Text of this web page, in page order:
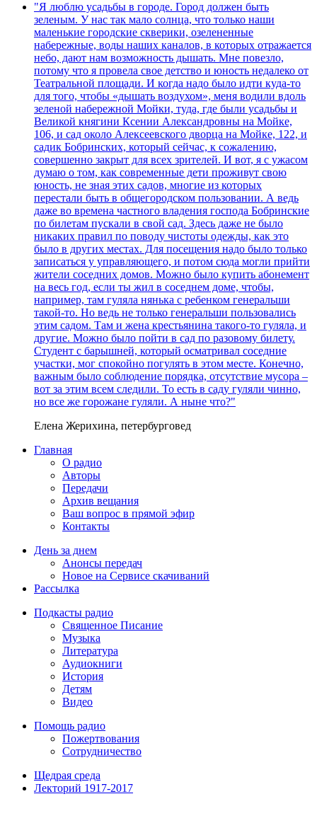
"Я люблю усадьбы в городе. Город должен быть
зеленым. У нас так мало солнца, что только наши
маленькие городские скверики, озелененные
набережные, воды наших каналов, в которых отражается
небо, дают нам возможность дышать. Мне повезло,
потому что я провела свое детство и юность недалеко от
Театральной площади. И когда надо было идти куда-то
для того, чтобы «дышать воздухом», меня водили вдоль
зеленой набережной Мойки, туда, где были усадьбы и
Великой княгини Ксении Александровны на Мойке,
106, и сад около Алексеевского дворца на Мойке, 122, и
садик Бобринских, который сейчас, к сожалению,
совершенно закрыт для всех зрителей. И вот, я с ужасом
думаю о том, как современные дети проживут свою
юность, не зная этих садов, многие из которых
перестали быть в общегородском пользовании. А ведь
даже во времена частного владения господа Бобринские
по билетам пускали в свой сад. Здесь даже не было
никаких правил по поводу чистоты одежды, как это
было в других местах. Для посещения надо было только
записаться у управляющего, и потом сюда могли прийти
жители соседних домов. Можно было купить абонемент
на весь год, если ты жил в соседнем доме, чтобы,
например, там гуляла нянька с ребенком генеральши
такой-то. Но ведь не только генеральши пользовались
этим садом. Там и жена крестьянина такого-то гуляла, и
другие. Можно было пойти в сад по разовому билету.
Студент с барышней, который осматривал соседние
участки, мог спокойно погулять в этом месте. Конечно,
важным было соблюдение порядка, отсутствие мусора –
вот за этим всем следили. То есть в саду гуляли чинно,
но все же горожане гуляли. А ныне что?"
Елена Жерихина, петербурговед
Главная
О радио
Авторы
Передачи
Архив вещания
Ваш вопрос в прямой эфир
Контакты
День за днем
Анонсы передач
Новое на Сервисе скачиваний
Рассылка
Подкасты радио
Священное Писание
Музыка
Литература
Аудиокниги
История
Детям
Видео
Помощь радио
Пожертвования
Сотрудничество
Щедрая среда
Лекторий 1917-2017